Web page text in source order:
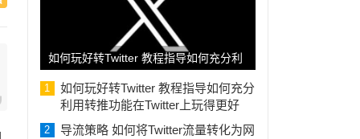
如何玩好转Twitter 教程指导如何充分利
用转推功能在Twitter上玩得更好
1
如何玩好转Twitter 教程指导如何充分
利用转推功能在Twitter上玩得更好
2
导流策略 如何将Twitter流量转化为网